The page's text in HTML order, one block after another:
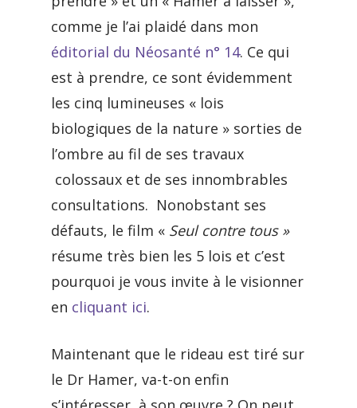
comme je l’ai plaidé dans mon
éditorial du Néosanté n° 14. Ce qui
est à prendre, ce sont évidemment
les cinq lumineuses « lois
biologiques de la nature » sorties de
l’ombre au fil de ses travaux
colossaux et de ses innombrables
consultations. Nonobstant ses
défauts, le film « Seul contre tous »
résume très bien les 5 lois et c’est
pourquoi je vous invite à le visionner
en cliquant ici.
Maintenant que le rideau est tiré sur
le Dr Hamer, va-t-on enfin